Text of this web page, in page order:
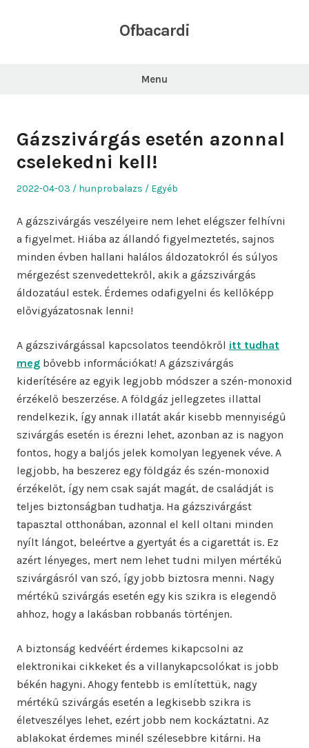
Ofbacardi
Menu
Gázszivárgás esetén azonnal
cselekedni kell!
Posted
2022-04-03 Author
hunprobalazs
Posted
Egyéb
A gázszivárgás veszélyeire nem lehet elégszer felhívni
a figyelmet. Hiába az állandó figyelmeztetés, sajnos
minden évben hallani halálos áldozatokról és súlyos
mérgezést szenvedettekről, akik a gázszivárgás
áldozatául estek. Érdemes odafigyelni és kellőképp
elővigyázatosnak lenni!
A gázszivárgással kapcsolatos teendőkről itt tudhat
meg bővebb információkat! A gázszivárgás
kiderítésére az egyik legjobb módszer a szén-monoxid
érzékelő beszerzése. A földgáz jellegzetes illattal
rendelkezik, így annak illatát akár kisebb mennyiségű
szivárgás esetén is érezni lehet, azonban az is nagyon
fontos, hogy a baljós jelek komolyan legyenek véve. A
legjobb, ha beszerez egy földgáz és szén-monoxid
érzékelőt, így nem csak saját magát, de családját is
teljes biztonságban tudhatja. Ha gázszivárgást
tapasztal otthonában, azonnal el kell oltani minden
nyílt lángot, beleértve a gyertyát és a cigarettát is. Ez
azért lényeges, mert nem lehet tudni milyen mértékű
szivárgásról van szó, így jobb biztosra menni. Nagy
mértékű szivárgás esetén egy kis szikra is elegendő
ahhoz, hogy a lakásban robbanás történjen.
A biztonság kedvéért érdemes kikapcsolni az
elektronikai cikkeket és a villanykapcsolókat is jobb
békén hagyni. Ahogy fentebb is említettük, nagy
mértékű szivárgás esetén a legkisebb szikra is
életveszélyes lehet, ezért jobb nem kockáztatni. Az
ablakokat érdemes minél szélesebbre kitárni. Ha